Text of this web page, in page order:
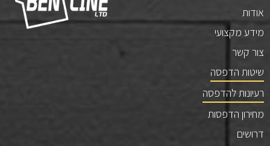
אודות
מידע מקצועי
צור קשר
שיטות הדפסה
רעיונות להדפסה
מחירון הדפסות
דרושים